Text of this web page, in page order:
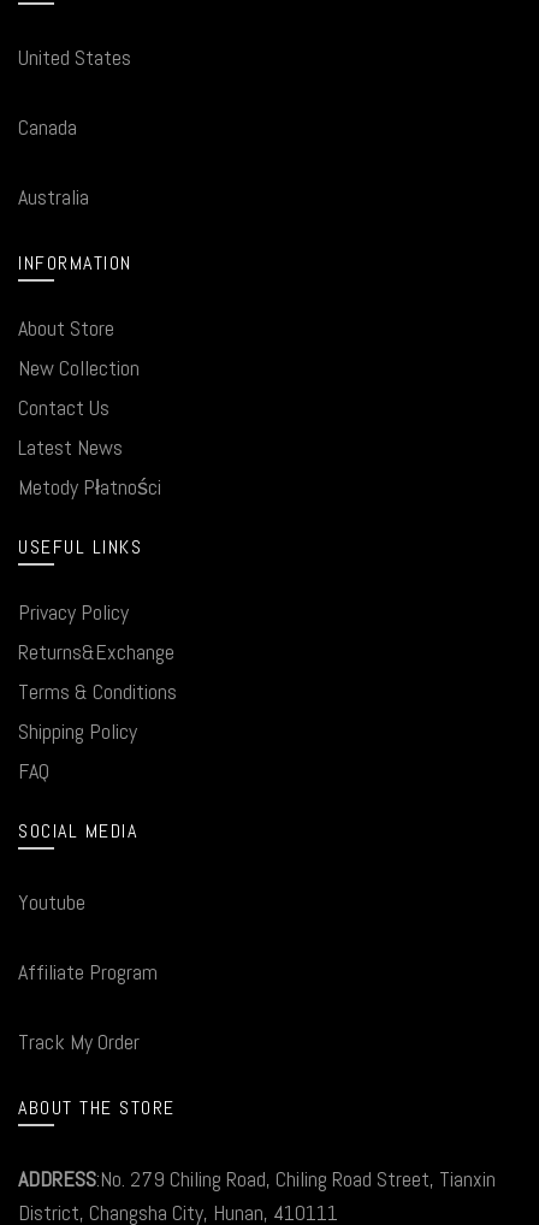
United States
Canada
Australia
INFORMATION
About Store
New Collection
Contact Us
Latest News
Metody Płatności
USEFUL LINKS
Privacy Policy
Returns&Exchange
Terms & Conditions
Shipping Policy
FAQ
SOCIAL MEDIA
Youtube
Affiliate Program
Track My Order
ABOUT THE STORE
ADDRESS:No. 279 Chiling Road, Chiling Road Street, Tianxin
District, Changsha City, Hunan, 410111